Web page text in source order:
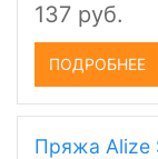
137 руб.
ПОДРОБНЕЕ
Пряжа Alize